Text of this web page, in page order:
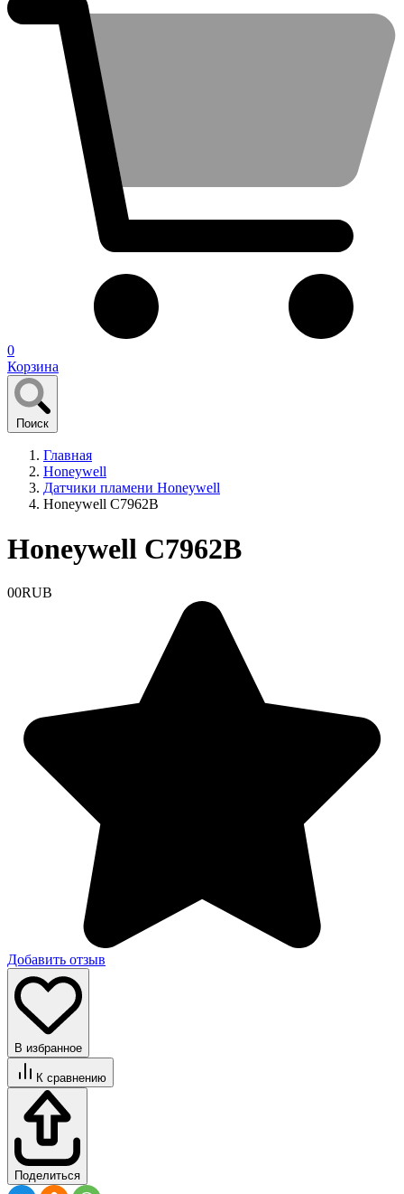
0
Корзина
Поиск
Главная
Honeywell
Датчики пламени Honeywell
Honeywell C7962B
Honeywell C7962B
00RUB
Добавить отзыв
В избранное
К сравнению
Поделиться